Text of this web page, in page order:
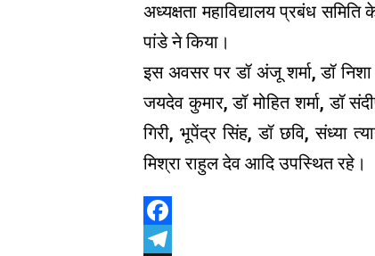
अध्यक्षता महाविद्यालय प्रबंध
पांडे ने किया।
इस अवसर पर डॉ अंजू शर्मा, डॉ निशा
जयदेव कुमार, डॉ मोहित शर्मा, डॉ
गिरी, भूपेंद्र सिंह, डॉ छवि, संध्या
मिश्रा राहुल देव आदि उपस्थित रहे।
Facebook